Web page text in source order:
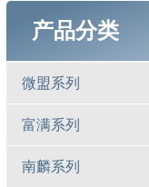
产品分类
微盟系列
富满系列
南麟系列